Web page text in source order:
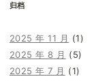
归档
2025 年 11 月 (1)
2025 年 8 月 (5)
2025 年 7 月 (1)